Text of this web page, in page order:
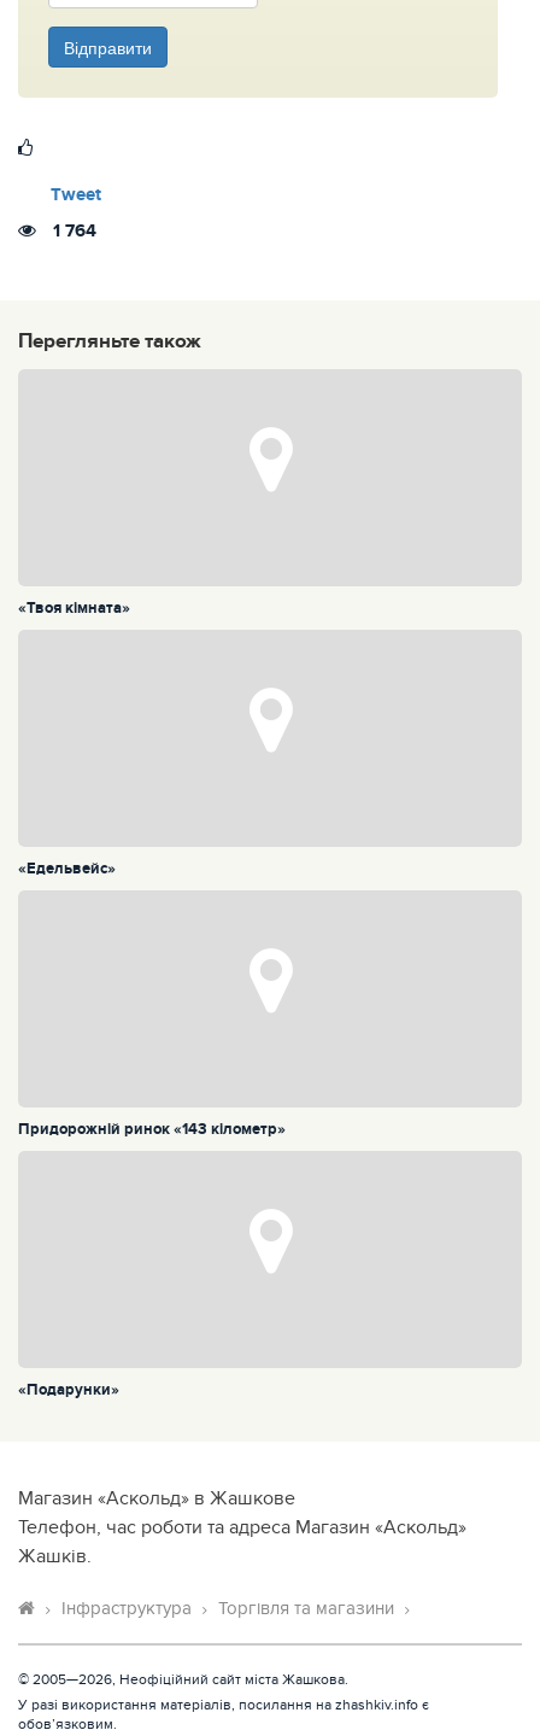
Відправити
Tweet
1 764
Перегляньте також
«Твоя кімната»
«Едельвейс»
Придорожній ринок «143 кілометр»
«Подарунки»
Магазин «Аскольд» в Жашкове
Телефон, час роботи та адреса Магазин «Аскольд»
Жашків.
Інфраструктура Торгівля та магазини
© 2005—2026, Неофіційний сайт міста Жашкова.
У разі використання матеріалів, посилання на zhashkiv.info є
обов’язковим.